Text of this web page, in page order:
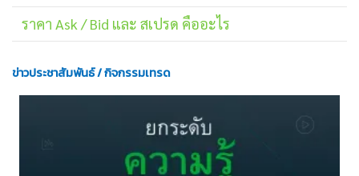
ราคา Ask / Bid และ สเปรด คืออะไร
ข่าวประชาสัมพันธ์ / กิจกรรมเทรด